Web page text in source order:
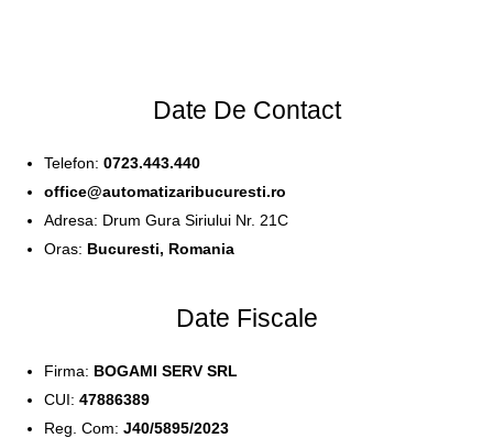
Date De Contact
Telefon: 0723.443.440
office@automatizaribucuresti.ro
Adresa: Drum Gura Siriului Nr. 21C
Oras: Bucuresti, Romania
Date Fiscale
Firma: BOGAMI SERV SRL
CUI: 47886389
Reg. Com: J40/5895/2023
Enter your username and password to login.
Login
Lost password?